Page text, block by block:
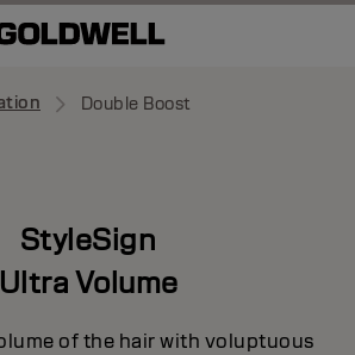
Double Boost
StyleSign
Ultra Volume
of the hair with voluptuous